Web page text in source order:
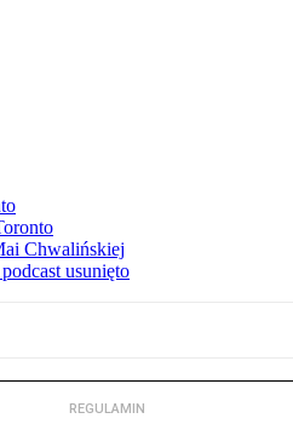
Chwalińskiej
usunięto
REGULAMIN